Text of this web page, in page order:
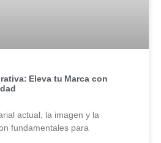
Eleva tu Marca con
actual, la imagen y la
fundamentales para